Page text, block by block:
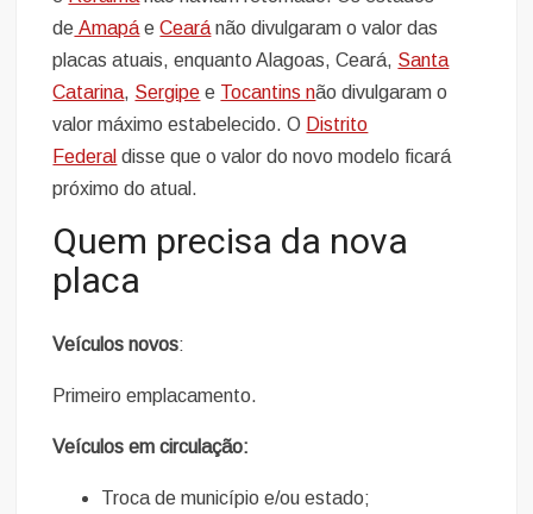
de Amapá eCeará não divulgaram o valor das
placas atuais, enquanto Alagoas, Ceará, Santa
Catarina, Sergipe e Tocantins não divulgaram o
valor máximo estabelecido. O Distrito
Federal disse que o valor do novo modelo ficará
próximo do atual.
Quem precisa da nova
placa
Veículos novos:
Primeiro emplacamento.
Veículos em circulação:
Troca de município e/ou estado;